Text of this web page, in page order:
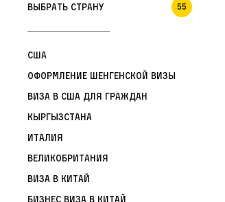
Выбрать страну 55
США
Оформление шенгенской визы
Виза в США для граждан
Кыргызстана
Италия
Великобритания
Виза в Китай
Бизнес виза в Китай